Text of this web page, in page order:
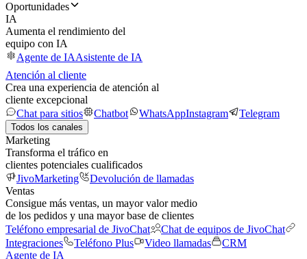
Oportunidades
IA
Aumenta el rendimiento del
equipo con IA
Agente de IAAsistente de IA
Atención al cliente
Crea una experiencia de atención al
cliente excepcional
Chat para sitios
Chatbot WhatsAppInstagram Telegram
Todos los canales
Marketing
Transforma el tráfico en
clientes potenciales cualificados
JivoMarketing
Devolución de llamadas
Ventas
Consigue más ventas, un mayor valor medio
de los pedidos y una mayor base de clientes
Teléfono empresarial de JivoChat
Chat de equipos de JivoChat
Integraciones
Teléfono Plus Video llamadas
CRM
Agente de IA